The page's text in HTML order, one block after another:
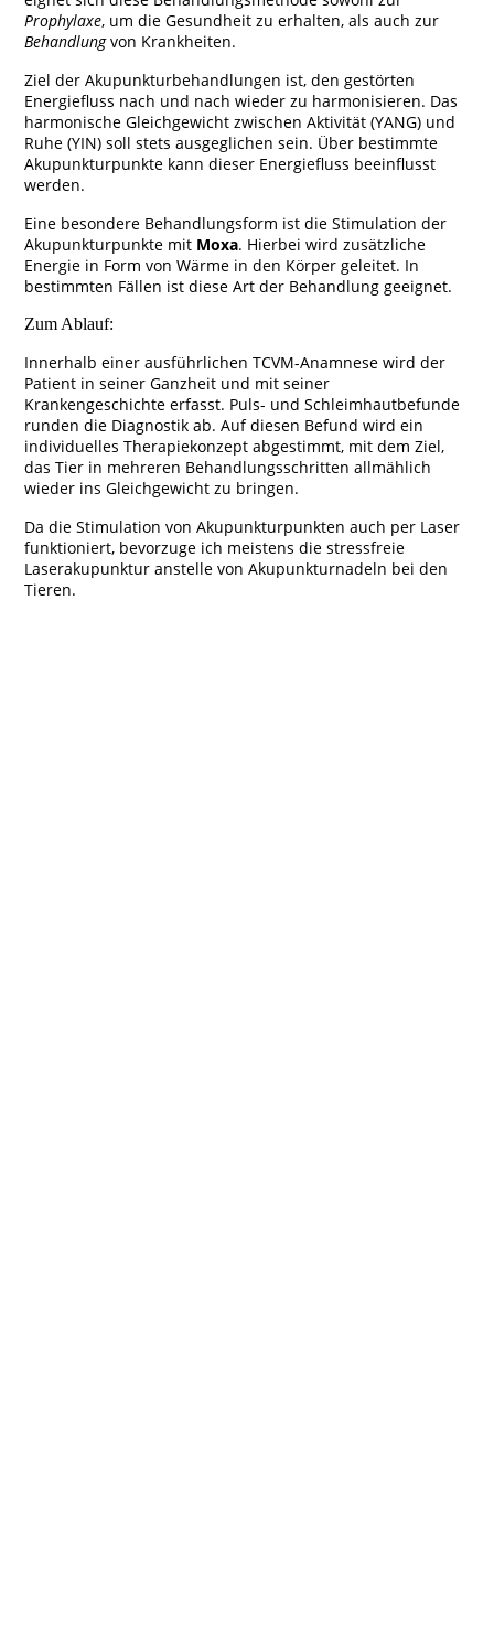
Prophylaxe, um die Gesundheit zu erhalten, als auch zur
Behandlungvon Krankheiten.
Ziel der Akupunkturbehandlungen ist, den gestörten
Energiefluss nach und nach wieder zu harmonisieren. Das
harmonische Gleichgewicht zwischen Aktivität (YANG) und
Ruhe (YIN) soll stets ausgeglichen sein. Über bestimmte
Akupunkturpunkte kann dieser Energiefluss beeinflusst
werden.
Eine besondere Behandlungsform ist die Stimulation der
Akupunkturpunkte mit Moxa. Hierbei wird zusätzliche
Energie in Form von Wärme in den Körper geleitet. In
bestimmten Fällen ist diese Art der Behandlung geeignet.
Zum Ablauf:
Innerhalb einer ausführlichen TCVM-Anamnese wird der
Patient in seiner Ganzheit und mit seiner
Krankengeschichte erfasst. Puls- und Schleimhautbefunde
runden die Diagnostik ab. Auf diesen Befund wird ein
individuelles Therapiekonzept abgestimmt, mit dem Ziel,
das Tier in mehreren Behandlungsschritten allmählich
wieder ins Gleichgewicht zu bringen.
Da die Stimulation von Akupunkturpunkten auch per Laser
funktioniert, bevorzuge ich meistens die stressfreie
Laserakupunktur anstelle von Akupunkturnadeln bei den
Tieren.